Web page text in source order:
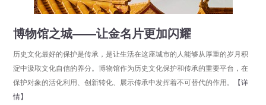
博物馆之城——让金名片更加闪耀
历史文化最好的保护是传承，是让生活在这座城市的人能够从厚重的岁月积
淀中汲取文化自信的养分。博物馆作为历史文化保护和传承的重要平台，在
保护对象的活化利用、创新转化、展示传承中发挥着不可替代的作用。
【详
情】